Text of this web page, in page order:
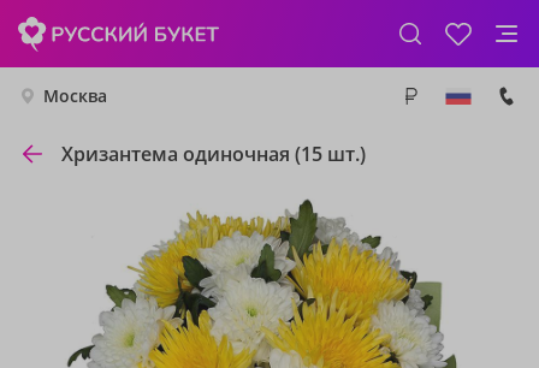
Москва
Хризантема одиночная (15 шт.)